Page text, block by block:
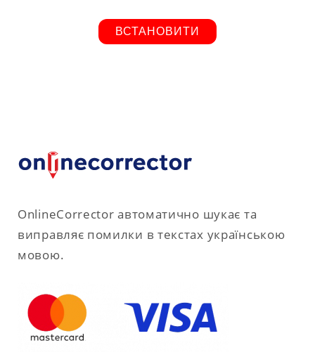
ВСТАНОВИТИ
OnlineCorrector автоматично шукає та
виправляє помилки в текстах українською
мовою.